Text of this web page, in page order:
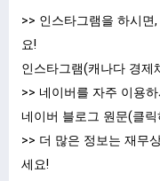
>> 인스타그램을 하시면
요!
인스타그램(캐나다 경제
>> 네이버를 자주 이용
네이버 블로그 원문(클
>> 더 많은 정보는 재무
세요!